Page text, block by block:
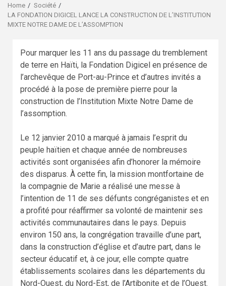
Home
Société
LA FONDATION DIGICEL LANCE LA CONSTRUCTION DE L’INSTITUTION
MIXTE NOTRE DAME DE L’ASSOMPTION
Pour marquer les 11 ans du passage du tremblement
de terre en Haïti, la Fondation Digicel en présence de
l’archevêque de Port-au-Prince et d’autres invités a
procédé à la pose de première pierre pour la
construction de l’Institution Mixte Notre Dame de
l’assomption.
Le 12 janvier 2010 a marqué à jamais l’esprit du
peuple haïtien et chaque année de nombreuses
activités sont organisées afin d’honorer la mémoire
des disparus. À cette fin, la mission montfortaine de
la compagnie de Marie a réalisé une messe à
l’intention de 11 de ses défunts congréganistes et en
a profité pour réaffirmer sa volonté de maintenir ses
activités communautaires dans le pays. Depuis
environ 150 ans, la congrégation travaille d’une part,
dans la construction d’église et d’autre part, dans le
secteur éducatif et, à ce jour, elle compte quatre
établissements scolaires dans les départements du
Nord-Ouest, du Nord-Est, de l’Artibonite et de l’Ouest.